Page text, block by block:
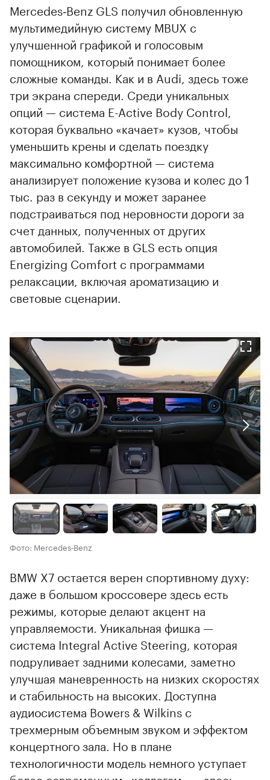
Mercedes‑Benz GLS получил обновленную
мультимедийную систему MBUX с
улучшенной графикой и голосовым
помощником, который понимает более
сложные команды. Как и в Audi, здесь тоже
три экрана спереди. Среди уникальных
опций — система E-Active Body Control,
которая буквально «качает» кузов, чтобы
уменьшить крены и сделать поездку
максимально комфортной — система
анализирует положение кузова и колес до 1
тыс. раз в секунду и может заранее
подстраиваться под неровности дороги за
счет данных, полученных от других
автомобилей. Также в GLS есть опция
Energizing Comfort с программами
релаксации, включая ароматизацию и
световые сценарии.
Фото: Mercedes‑Benz
BMW X7 остается верен спортивному духу:
даже в большом кроссовере здесь есть
режимы, которые делают акцент на
управляемости. Уникальная фишка —
система Integral Active Steering, которая
подруливает задними колесами, заметно
улучшая маневренность на низких скоростях
и стабильность на высоких. Доступна
аудиосистема Bowers & Wilkins с
трехмерным объемным звуком и эффектом
концертного зала. Но в плане
технологичности модель немного уступает